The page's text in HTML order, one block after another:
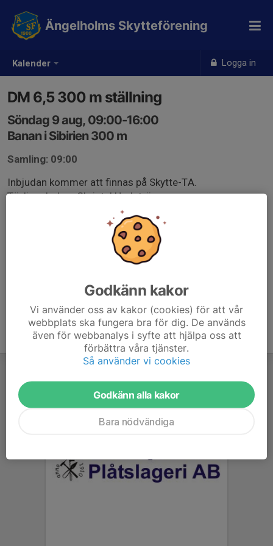
Kalender Logga in
Ängelholms Skytteförening
DM 6,5 300 m ställning
Söndag 9 aug, 09:00-16:00
Banan i Sibirien 300 m
Samling: 09:00
Inbjudan kommer att finnas på Skytte-TA.
Tävlingsledare Christel Hedström.
Godkänn kakor
Vi använder oss av kakor (cookies) för att vår
webbplats ska fungera bra för dig. De används
även för webbanalys i syfte att hjälpa oss att
förbättra våra tjänster.
Så använder vi cookies
Godkänn alla kakor
Bara nödvändiga